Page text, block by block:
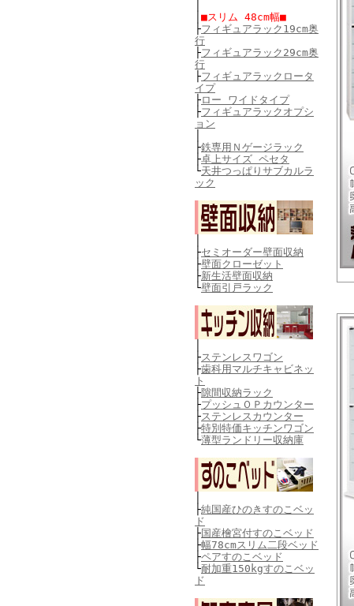
■スリム 48cm幅■
├フィギュアラック19cm奥
行
├フィギュアラック29cm奥
行
├フィギュアラックロータ
イプ
├ロー ワイドタイプ
├フィギュアラックオプシ
ョン
├鉄専用Ｎゲージラック
├卓上サイズ ペセタ
└天井つっぱりサブカルラ
ック
├セミオーダー壁面収納
├壁面クローゼット
├新生活壁面収納
└壁面引戸ラック
├ステンレスワゴン
├歯科用マルチキャビネッ
ト
├隙間収納ラック
├プッシュＯＰカウンター
├ステンレスカウンター
├特別特価キッチンワゴン
└薄型ランドリー収納庫
├純国産ひのきすのこベッ
ド
├国産檜宮付すのこベッド
├幅78cmスリム二段ベッド
├ペアすのこベッド
└耐加重150kgすのこベッ
ド